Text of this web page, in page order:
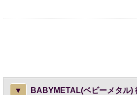
▼
BABYMETAL(ベビーメタル)